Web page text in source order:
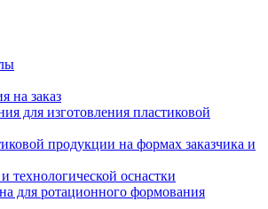
на заказ
для изготовления пластиковой
продукции на формах заказчика и
технологической оснастки
для ротационного формования